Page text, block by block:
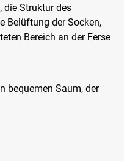
die Struktur des
Belüftung der Socken,
Bereich an der Ferse
bequemen Saum, der